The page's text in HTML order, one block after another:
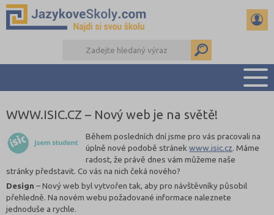
PŘEHLED ŠKOL
PŘÍPRAVA NA ZKOUŠKY A K MATURITĚ
RADY A ČLÁNKY
KONTAKTY
DALŠÍ DRUHY ŠKOL
WWW.ISIC.CZ – Nový web je na světě!
Během posledních dní jsme pro vás pracovali na
úplně nové podobě stránekwww.isic.cz. Máme
radost, že právě dnes vám můžeme naše
stránky představit. Co vás na nich čeká nového?
Design – Nový web byl vytvořen tak, aby pro návštěvníky působil
přehledně. Na novém webu požadované informace naleznete
jednoduše a rychle.